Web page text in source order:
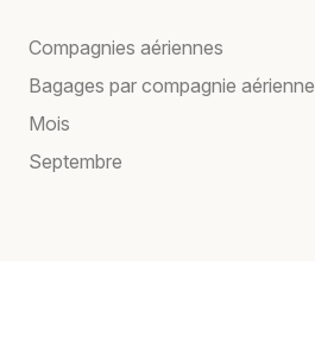
Compagnies aériennes
Bagages par compagnie aérienne
Mois
Septembre